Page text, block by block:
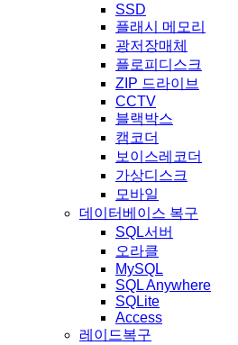
SSD
플래시 메모리
광저장매체
플로피디스크
ZIP 드라이브
CCTV
블랙박스
캠코더
보이스레코더
가상디스크
모바일
데이터베이스 복구
SQL서버
오라클
MySQL
SQL Anywhere
SQLite
Access
레이드복구